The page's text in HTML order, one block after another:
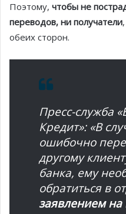
Поэтому, чтобы не
переводов, ни получатели
обеих сторон.
Пресс-служба
Кредит»: «В
ошибочно
другому
банка, ему
обратиться в
заявлением на